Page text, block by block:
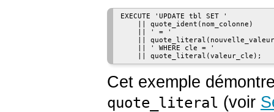
EXECUTE 'UPDATE tbl SET '
    || quote_ident(nom_colonne)
    || ' = '
||
    || ' WHERE cle = '
Cet exemple
quote_literal (voir